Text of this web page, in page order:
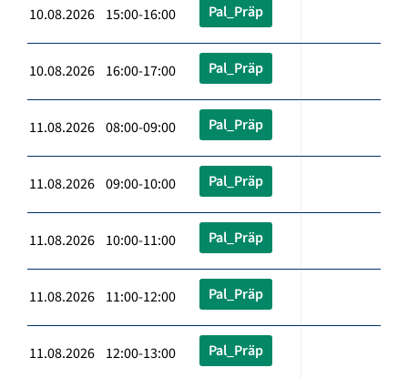
10.08.2026 15:00-16:00 Pal_Präp
10.08.2026 16:00-17:00 Pal_Präp
11.08.2026 08:00-09:00 Pal_Präp
11.08.2026 09:00-10:00 Pal_Präp
11.08.2026 10:00-11:00 Pal_Präp
11.08.2026 11:00-12:00 Pal_Präp
11.08.2026 12:00-13:00 Pal_Präp